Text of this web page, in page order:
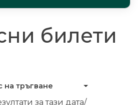
билети
на тръгване
за тази дата/